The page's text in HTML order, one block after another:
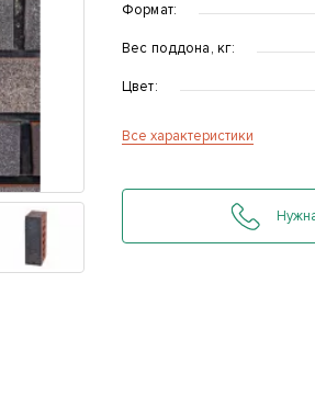
Формат:
Вес поддона, кг:
Цвет:
Все характеристики